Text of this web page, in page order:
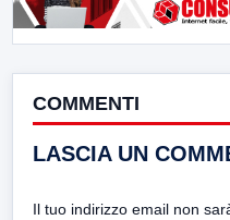
COMMENTI
LASCIA UN
Il tuo indirizzo email non